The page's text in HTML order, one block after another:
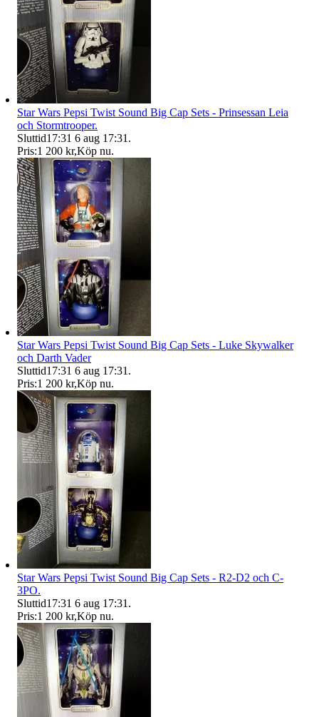
Star Wars Pepsi Twist Sound Big Cap Sets - Prinsessan Leia
och Stormtrooper.
Sluttid17:31 6 aug 17:31 .
Pris:1 200 kr,Köp nu.
Star Wars Pepsi Twist Sound Big Cap Sets - Luke Skywalker
och Darth Vader
Sluttid17:31 6 aug 17:31 .
Pris:1 200 kr,Köp nu.
Star Wars Pepsi Twist Sound Big Cap Sets - R2-D2 och C-
3PO.
Sluttid17:31 6 aug 17:31 .
Pris:1 200 kr,Köp nu.